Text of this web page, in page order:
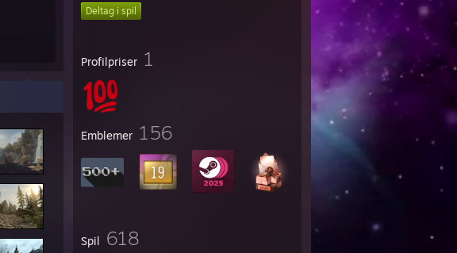
Deltag i spil
Profilpriser 1
Emblemer 156
Spil 618